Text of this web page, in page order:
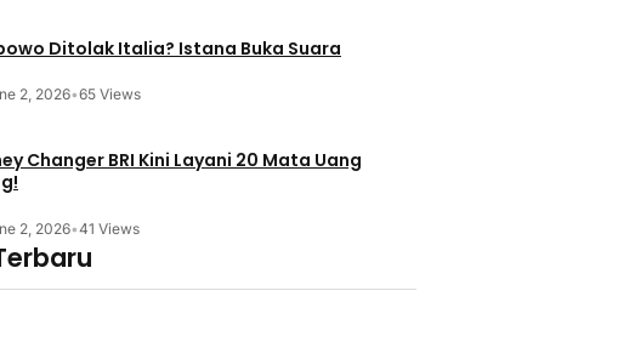
Ditolak Italia? Istana Buka Suara
2, 2026•65 Views
Changer BRI Kini Layani 20 Mata Uang
2, 2026•41 Views